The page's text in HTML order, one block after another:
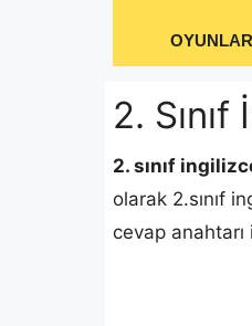
OYUNLAR
2.
2. sınıf
olarak 2.sınıf
cevap